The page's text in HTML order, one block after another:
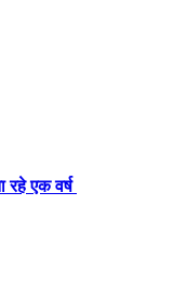
रहे एक वर्ष